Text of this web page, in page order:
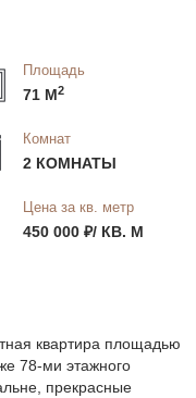
Площадь
71 М2
Комнат
2 КОМНАТЫ
Цена за кв. метр
450 000 ₽/ КВ. М
квартира площадью
78-ми этажного
прекрасные